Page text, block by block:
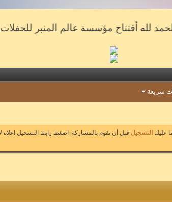
لله أفتتاح مؤسسة عالم المنبر للحفلات
سريعة
عليك التسجيل قبل أن تقوم بالمشاركة: اضغط رابط التسجيل